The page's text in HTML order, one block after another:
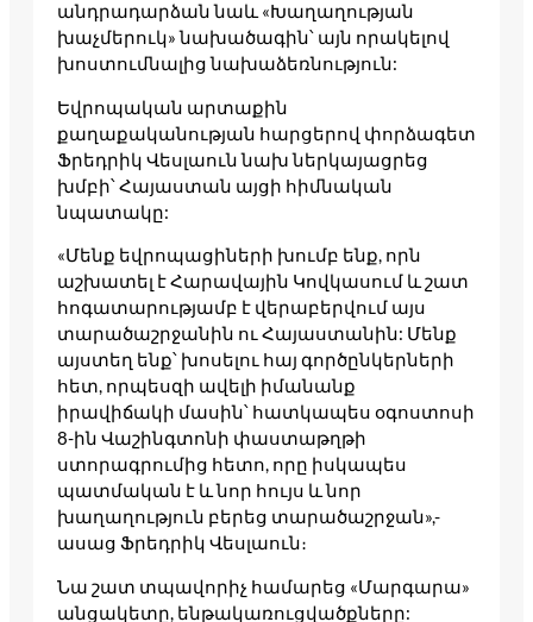
անդրադարձան նաև «Խաղաղության
խաչմերուկ» նախածագին՝ այն որակելով
խոստումնալից նախաձեռնություն:
Եվրոպական արտաքին
քաղաքականության հարցերով փորձագետ
Ֆրեդրիկ Վեսլաուն նախ ներկայացրեց
խմբի՝ Հայաստան այցի հիմնական
նպատակը:
«Մենք եվրոպացիների խումբ ենք, որն
աշխատել է Հարավային Կովկասում և շատ
հոգատարությամբ է վերաբերվում այս
տարածաշրջանին ու Հայաստանին: Մենք
այստեղ ենք՝ խոսելու հայ գործընկերների
հետ, որպեսզի ավելի իմանանք
իրավիճակի մասին՝ հատկապես օգոստոսի
8-ին Վաշինգտոնի փաստաթղթի
ստորագրումից հետո, որը իսկապես
պատմական է և նոր հույս և նոր
խաղաղություն բերեց տարածաշրջան»,-
ասաց Ֆրեդրիկ Վեսլաուն։
Նա շատ տպավորիչ համարեց «Մարգարա»
անցակետը, ենթակառուցվածքները: